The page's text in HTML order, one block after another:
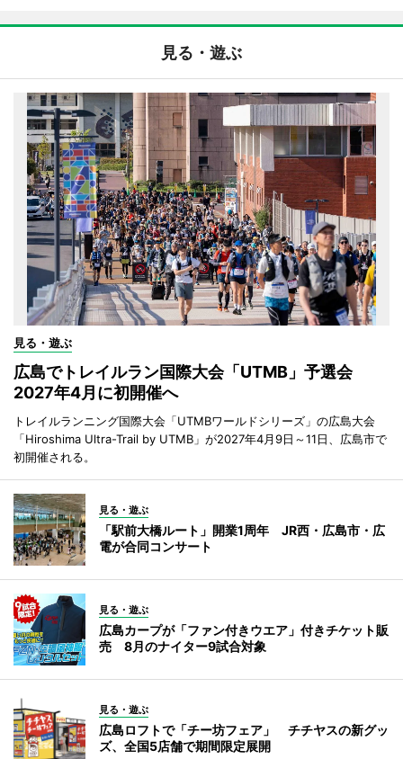
見る・遊ぶ
見る・遊ぶ
広島でトレイルラン国際大会「UTMB」予選会
2027年4月に初開催へ
トレイルランニング国際大会「UTMBワールドシリーズ」の広島大会
「Hiroshima Ultra-Trail by UTMB」が2027年4月9日～11日、広島市で
初開催される。
見る・遊ぶ
「駅前大橋ルート」開業1周年 JR西・広島市・広
電が合同コンサート
見る・遊ぶ
広島カープが「ファン付きウエア」付きチケット販
売 8月のナイター9試合対象
見る・遊ぶ
広島ロフトで「チー坊フェア」 チチヤスの新グッ
ズ、全国5店舗で期間限定展開